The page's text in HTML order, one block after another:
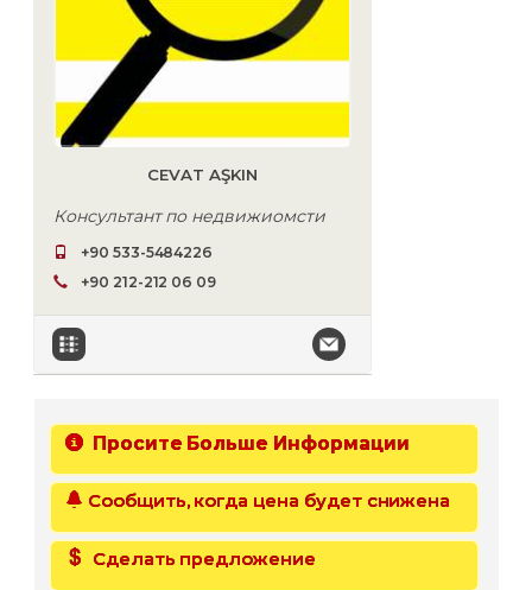
CEVAT AŞKIN
Консультант по недвижиомсти
+90 533-5484226
+90 212-212 06 09
Просите Больше Информации
Сообщить, когда цена будет снижена
Сделать предложение